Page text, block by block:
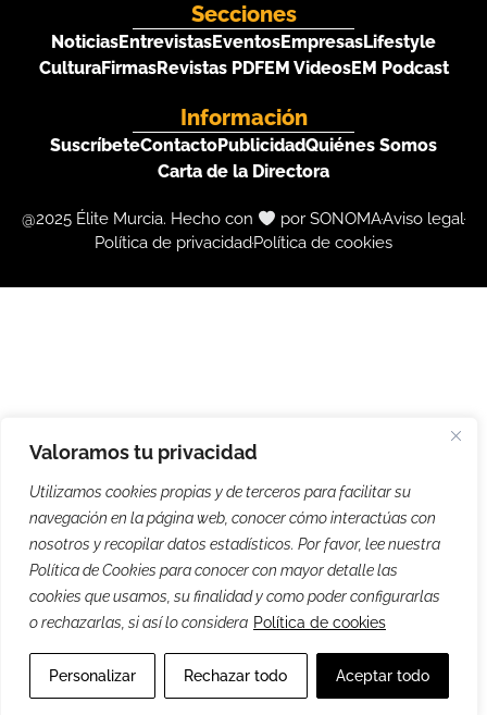
Valoramos tu privacidad
Utilizamos cookies propias y de terceros para facilitar su
navegación en la página web, conocer cómo interactúas con
nosotros y recopilar datos estadísticos. Por favor, lee nuestra
Política de Cookies para conocer con mayor detalle las
cookies que usamos, su finalidad y como poder configurarlas
o rechazarlas, si así lo considera Política de cookies
Personalizar Rechazar todo Aceptar todo
Secciones
NoticiasEntrevistasEventosEmpresasLifestyle
CulturaFirmasRevistas PDFEM VideosEM Podcast
Información
SuscríbeteContactoPublicidadQuiénes Somos
Carta de la Directora
@2025 Élite Murcia. Hecho con por SONOMAAviso legal
Política de privacidadPolítica de cookies